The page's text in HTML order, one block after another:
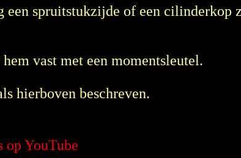
een spruitstukzijde of een cilinderkop
vast met een momentsleutel.
hierboven beschreven.
op YouTube